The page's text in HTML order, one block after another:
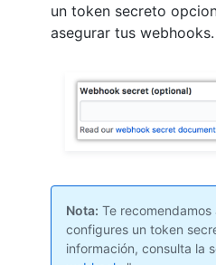
un token secreto
asegurar tus webhooks.
Nota: Te
configures un token
información, consulta la